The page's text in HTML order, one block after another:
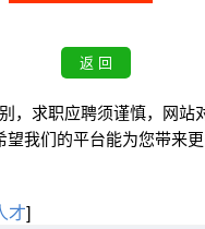
，求职应聘须谨慎，网站
我们的平台能为您带来更
才]